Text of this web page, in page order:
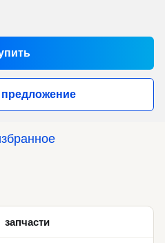
предложение
запчасти